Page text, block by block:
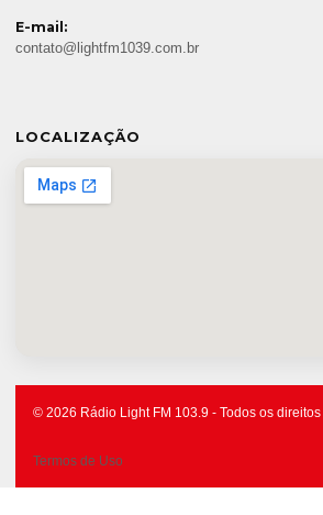
E-mail:
contato@lightfm1039.com.br
LOCALIZAÇÃO
© 2026 Rádio Light FM 103.9 - Todos os
Termos de Uso